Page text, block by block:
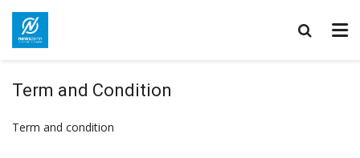
Term and Condition
Term and condition